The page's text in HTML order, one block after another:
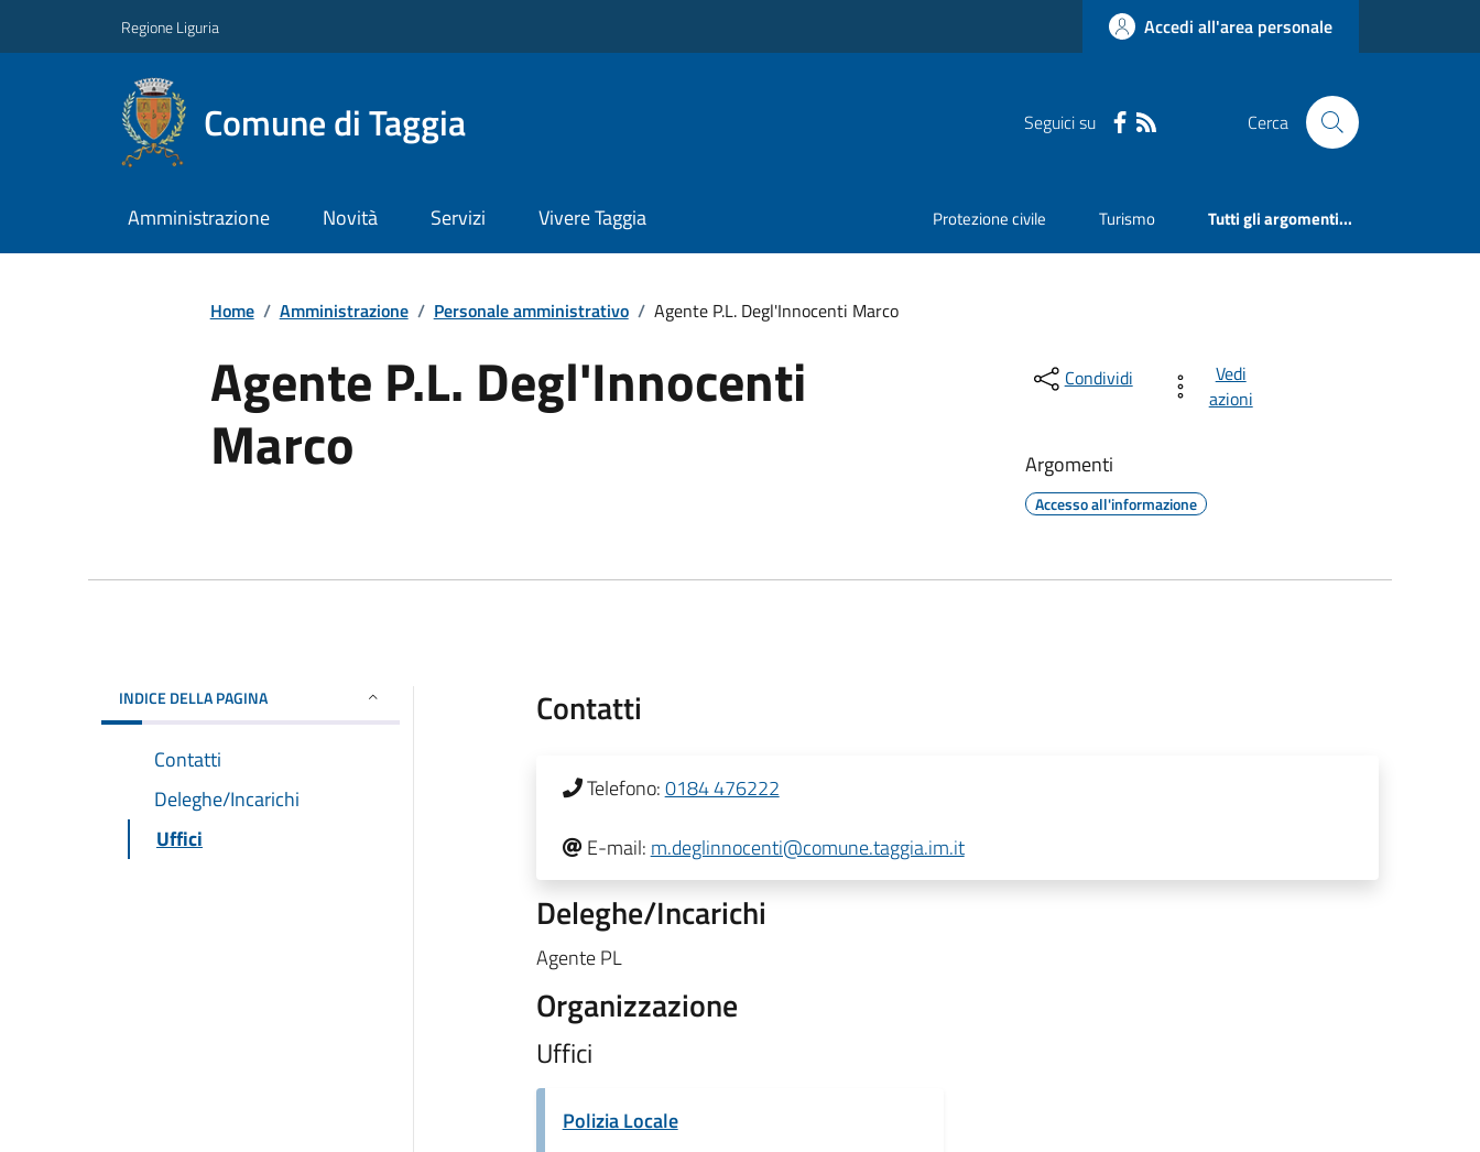
Regione Liguria Accedi all'area personale
Comune di Taggia Seguici su Cerca
Amministrazione Novità Servizi Vivere Taggia Protezione civile Turismo Tutti gli argomenti...
Home / Amministrazione / Personale amministrativo / Agente P.L. Degl'Innocenti Marco
Agente P.L. Degl'Innocenti
Marco
Condividi
Vedi
azioni
Argomenti
Accesso all'informazione
INDICE DELLA PAGINA
Contatti
Deleghe/Incarichi
Uffici
Contatti
Telefono:0184 476222
E-mail: m.deglinnocenti@comune.taggia.im.it
Deleghe/Incarichi
Agente PL
Organizzazione
Uffici
Polizia Locale